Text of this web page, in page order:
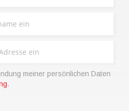
meiner persönlichen Daten
.